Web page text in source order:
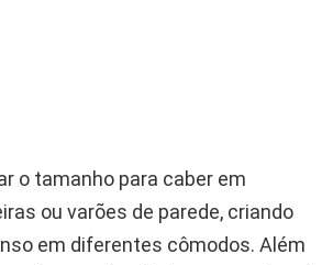
o tamanho para caber em
ou varões de parede, criando
em diferentes cômodos. Além